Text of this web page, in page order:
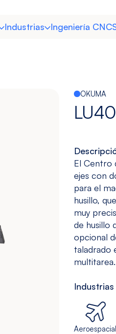
Industrias Ingeniería CNC
Moldes y
Troqueles
Columna
Ver modelos
Sin mesa
(bedless)
Ver modelos
OKUMA
El Centro
ejes con
para el
husillo,
muy
de husillo
opcional
taladrado
multitarea.
Industrias